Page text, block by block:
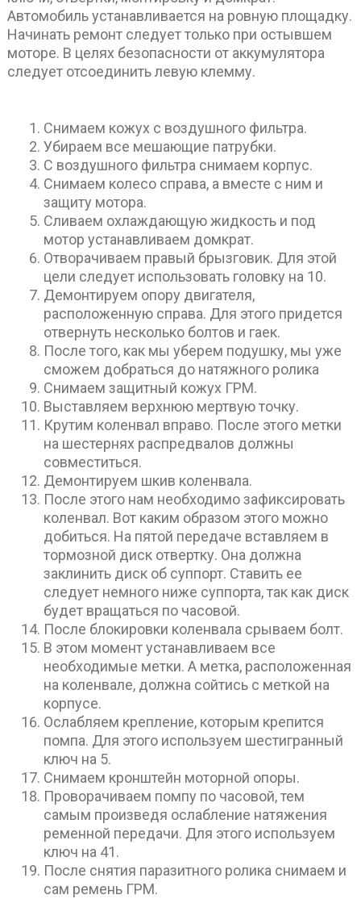
Автомобиль устанавливается на ровную площадку.
Начинать ремонт следует только при остывшем
моторе. В целях безопасности от аккумулятора
следует отсоединить левую клемму.
Снимаем кожух с воздушного фильтра.
Убираем все мешающие патрубки.
С воздушного фильтра снимаем корпус.
Снимаем колесо справа, а вместе с ним и
защиту мотора.
Сливаем охлаждающую жидкость и под
мотор устанавливаем домкрат.
Отворачиваем правый брызговик. Для этой
цели следует использовать головку на 10.
Демонтируем опору двигателя,
расположенную справа. Для этого придется
отвернуть несколько болтов и гаек.
После того, как мы уберем подушку, мы уже
сможем добраться до натяжного ролика
Снимаем защитный кожух ГРМ.
Выставляем верхнюю мертвую точку.
Крутим коленвал вправо. После этого метки
на шестернях распредвалов должны
совместиться.
Демонтируем шкив коленвала.
После этого нам необходимо зафиксировать
коленвал. Вот каким образом этого можно
добиться. На пятой передаче вставляем в
тормозной диск отвертку. Она должна
заклинить диск об суппорт. Ставить ее
следует немного ниже суппорта, так как диск
будет вращаться по часовой.
После блокировки коленвала срываем болт.
В этом момент устанавливаем все
необходимые метки. А метка, расположенная
на коленвале, должна сойтись с меткой на
корпусе.
Ослабляем крепление, которым крепится
помпа. Для этого используем шестигранный
ключ на 5.
Снимаем кронштейн моторной опоры.
Проворачиваем помпу по часовой, тем
самым произведя ослабление натяжения
ременной передачи. Для этого используем
ключ на 41.
После снятия паразитного ролика снимаем и
сам ремень ГРМ.